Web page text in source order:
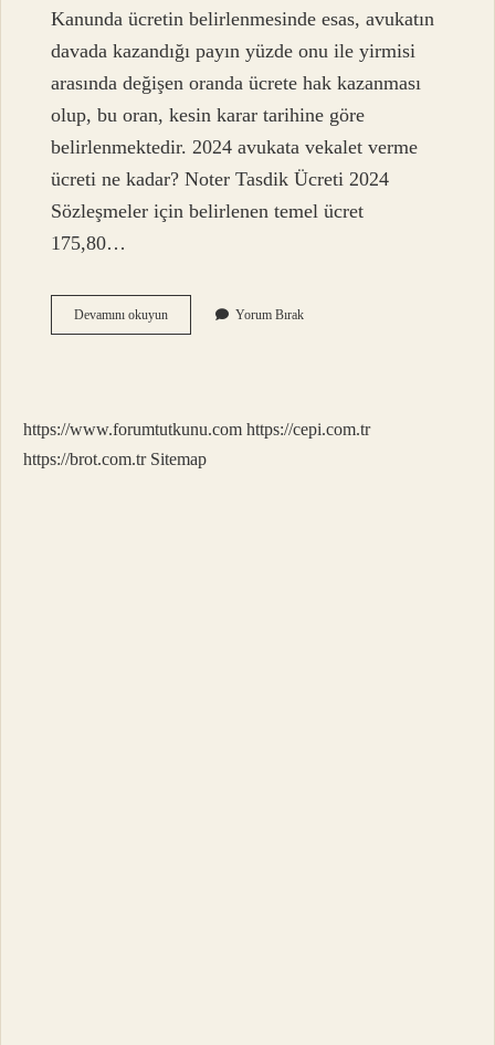
Kanunda ücretin belirlenmesinde esas, avukatın
davada kazandığı payın yüzde onu ile yirmisi
arasında değişen oranda ücrete hak kazanması
olup, bu oran, kesin karar tarihine göre
belirlenmektedir. 2024 avukata vekalet verme
ücreti ne kadar? Noter Tasdik Ücreti 2024
Sözleşmeler için belirlenen temel ücret
175,80…
Devamını okuyunAvukatlar
Dava
2024
Yorum Bırak
https://www.forumtutkunu.com https://cepi.com.tr
https://brot.com.tr Sitemap